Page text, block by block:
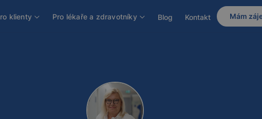
klienty Pro lékaře a zdravotníky Blog Kontakt Mám